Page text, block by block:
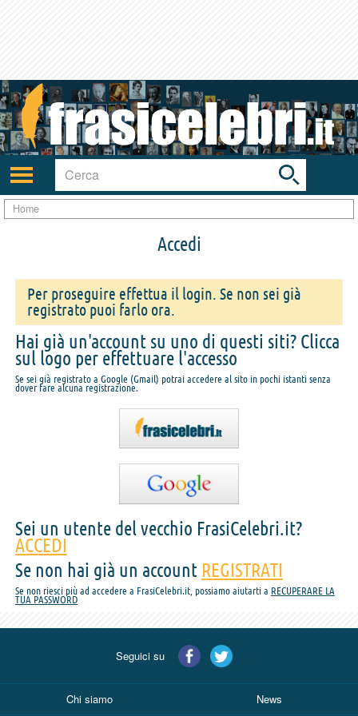
Attiva/disattiva
navigazione
Toggle
search
bar
Home
Accedi
Per proseguire effettua il login. Se non sei già
registrato puoi farlo ora.
Hai già un'account su uno di questi siti? Clicca
sul logo per effettuare l'accesso
Se sei già registrato a Google (Gmail) potrai accedere al sito in pochi istanti senza
dover fare alcuna registrazione.
Sei un utente del vecchio FrasiCelebri.it?
ACCEDI
Se non hai già un account REGISTRATI
Se non riesci più ad accedere a FrasiCelebri.it, possiamo aiutarti a RECUPERARE LA
TUA PASSWORD
Seguici su
Chi siamo News